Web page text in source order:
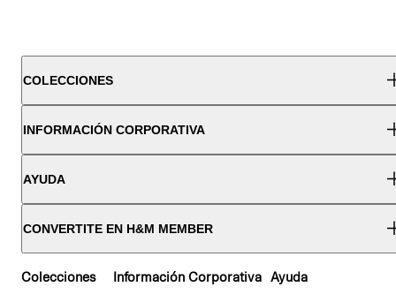
COLECCIONES
INFORMACIÓN CORPORATIVA
AYUDA
CONVERTITE EN H&M MEMBER
Colecciones Información Corporativa Ayuda